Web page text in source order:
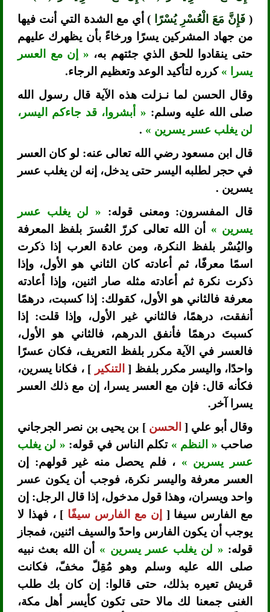
(فَإِنَّ مَعَ الْعُسْرِ يُسْرًا ) أي مع الشدة التي أنت فيها
من جهاد المشركين يسرًا ورخاءً بأن يظهرك عليهم
حتى ينقادوا للحق الذي جئتهم به، « إن مع العسر
يسرا » كرره لتأكيد الوعد وتعظيم الرجاء.
وقال الحسن لما نـزلت هذه الآية قال رسول الله
صلى الله عليه وسلم: « أبشروا، قد جاءكم اليسر،
لن يغلب عسر يسرين » .
قال ابن مسعود رضي الله تعالى عنه: لو كان العسر
في حجر لطلبه اليسر حتى يدخل، إنه لن يغلب عسر
يسرين .
قال المفسرون: ومعنى قوله: « لن يغلب عسر
يسرين » أن الله تعالى كررّ العُسرَ بلفظ المعرفة
واليُسْر بلفظ النكرة، ومن عادة العرب إذا ذكرت
اسمًا معرفًا، ثم أعادته كان الثاني هو الأول، وإذا
ذكرت نكرة ثم أعادته مثله صار اثنين، وإذا أعادته
معرفة فالثاني هو الأول، كقولك: إذا كسبت، درهمًا
أنفقت، درهمًا، فالثاني غير الأول، وإذا قلت: إذا
كسبتَ درهمًا فأنفق الدرهم، فالثاني هو الأول،
فالعسر في الآية مكرر بلفظ التعريف، فكان عسرًا
واحدًا، واليسر مكرر بلفظ [التنكير ] ، فكانا يسرين،
فكأنه قال: فإن مع العسر يسرا، إن مع ذلك العسر
يسرا آخر.
وقال أبو علي [الحسن] بن يحيى بن نصر الجرجاني
صاحب « النظم » تكلم الناس في قوله: « لن يغلب
عسر يسرين » ، فلم يحصل منه غير قولهم: إن
العسر معرفة واليسر نكرة، فوجب أن يكون عسر
واحد ويسران، وهذا قول مدخول، إذا قال الرجل: إن
مع الفارس سيفا [ إن مع الفارس سيفًا ] ، فهذا لا
يوجب أن يكون الفارس واحدً والسيف اثنين، فمجاز
قوله: « لن يغلب عسر يسرين » أن الله بعث نبيه
صلى الله عليه وسلم وهو مُقِلّ مخفّ، فكانت
قريش تعيره بذلك، حتى قالوا: إن كان بك طلب
الغنى جمعنا لك مالا حتى تكون كأيسر أهل مكة،